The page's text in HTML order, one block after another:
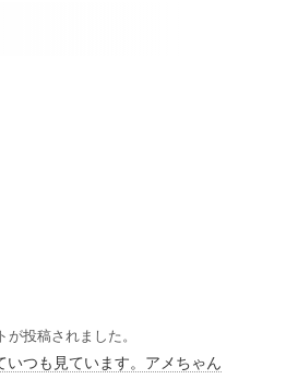
投稿されました。
いつも見ています。アメちゃん